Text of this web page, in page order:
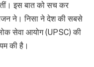
इस बात को सच कर
ने। निसा ने देश की सबसे
सेवा आयोग (UPSC) की
की है।